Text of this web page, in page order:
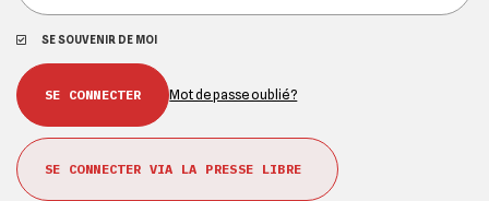
SE SOUVENIR DE MOI
Mot de passe oublié ?
SE CONNECTER VIA LA PRESSE LIBRE